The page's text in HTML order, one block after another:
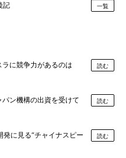
記 一覧
に競争力があるのは
読む
ン機構の出資を受けて
読む
に見る“チャイナスピー
読む